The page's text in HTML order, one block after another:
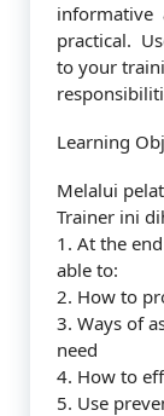
informative
practical.
to your
Learning
Melalui
Trainer ini
1. At the
able to:
2. How to
3. Ways of
need
4. How to
5. Use